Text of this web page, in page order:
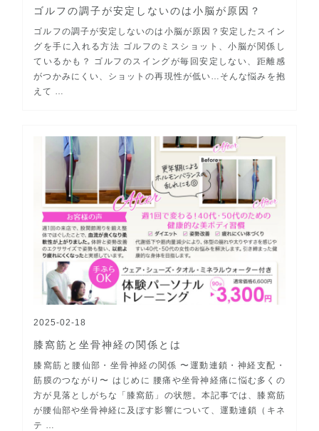
ゴルフの調子が安定しないのは小脳が原因？
ゴルフの調子が安定しないのは小脳が原因？安定したスイン
グを手に入れる方法 ゴルフのミスショット、小脳が関係し
ているかも？ ゴルフのスイングが毎回安定しない、距離感
がつかみにくい、ショットの再現性が低い…そんな悩みを抱
えて …
2025-02-18
膝窩筋と坐骨神経の関係とは
膝窩筋と腰仙部・坐骨神経の関係 〜運動連鎖・神経支配・
筋膜のつながり〜 はじめに 腰痛や坐骨神経痛に悩む多くの
方が見落としがちな「膝窩筋」の状態。本記事では、膝窩筋
が腰仙部や坐骨神経に及ぼす影響について、運動連鎖（キネ
テ …